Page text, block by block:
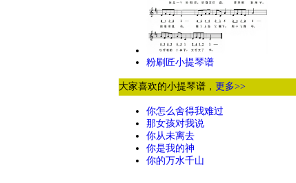
粉刷匠小提琴谱
大家喜欢的小提琴谱， 更多>>
你怎么舍得我难过
那女孩对我说
你从未离去
你是我的神
你的万水千山